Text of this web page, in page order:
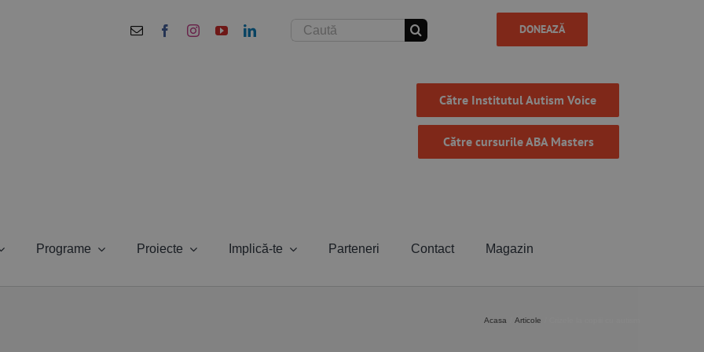
Cautare... DONEAZĂ
Către Institutul Autism Voice
Către cursurile ABA Masters
Programe Proiecte Implică-te Parteneri Contact Magazin
Acasa Articole